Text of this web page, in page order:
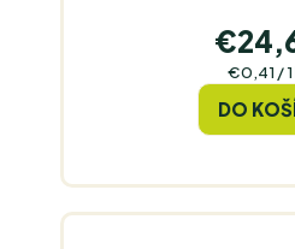
€0,41 / 1
DO